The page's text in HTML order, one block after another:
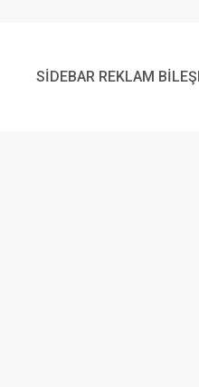
SİDEBAR REKLAM